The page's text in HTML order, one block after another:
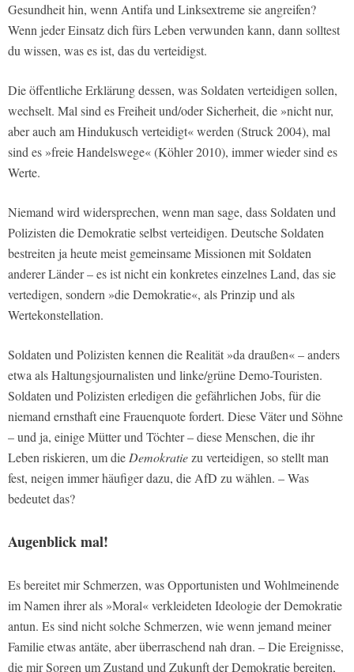
Gesundheit hin, wenn Antifa und Linksextreme sie angreifen?
Wenn jeder Einsatz dich fürs Leben verwunden kann, dann solltest
du wissen, was es ist, das du verteidigst.
Die öffentliche Erklärung dessen, was Soldaten verteidigen sollen,
wechselt. Mal sind es Freiheit und/oder Sicherheit, die »nicht nur,
aber auch am Hindukusch verteidigt« werden (Struck 2004), mal
sind es »freie Handelswege« (Köhler 2010), immer wieder sind es
Werte.
Niemand wird widersprechen, wenn man sage, dass Soldaten und
Polizisten die Demokratie selbst verteidigen. Deutsche Soldaten
bestreiten ja heute meist gemeinsame Missionen mit Soldaten
anderer Länder – es ist nicht ein konkretes einzelnes Land, das sie
vertedigen, sondern »die Demokratie«, als Prinzip und als
Wertekonstellation.
Soldaten und Polizisten kennen die Realität »da draußen« – anders
etwa als Haltungsjournalisten und linke/grüne Demo-Touristen.
Soldaten und Polizisten erledigen die gefährlichen Jobs, für die
niemand ernsthaft eine Frauenquote fordert. Diese Väter und Söhne
– und ja, einige Mütter und Töchter – diese Menschen, die ihr
Leben riskieren, um die Demokratiezu verteidigen, so stellt man
fest, neigen immer häufiger dazu, die AfD zu wählen. – Was
bedeutet das?
Augenblick mal!
Es bereitet mir Schmerzen, was Opportunisten und Wohlmeinende
im Namen ihrer als »Moral« verkleideten Ideologie der Demokratie
antun. Es sind nicht solche Schmerzen, wie wenn jemand meiner
Familie etwas antäte, aber überraschend nah dran. – Die Ereignisse,
die mir Sorgen um Zustand und Zukunft der Demokratie bereiten,